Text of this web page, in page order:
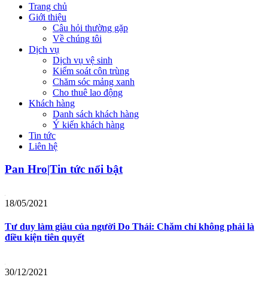
Trang chủ
Giới thiệu
Câu hỏi thường gặp
Về chúng tôi
Dịch vụ
Dịch vụ vệ sinh
Kiểm soát côn trùng
Chăm sóc mảng xanh
Cho thuê lao động
Khách hàng
Danh sách khách hàng
Ý kiến khách hàng
Tin tức
Liên hệ
Pan Hro|Tin tức nổi bật
18/05/2021
Tư duy làm giàu của người Do Thái: Chăm chỉ không phải là
điều kiện tiên quyết
30/12/2021